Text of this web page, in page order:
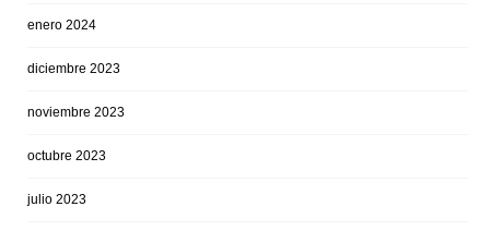
enero 2024
diciembre 2023
noviembre 2023
octubre 2023
julio 2023